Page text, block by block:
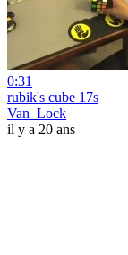
0:31
rubik's cube 17s
Van_Lock
il y a 20 ans